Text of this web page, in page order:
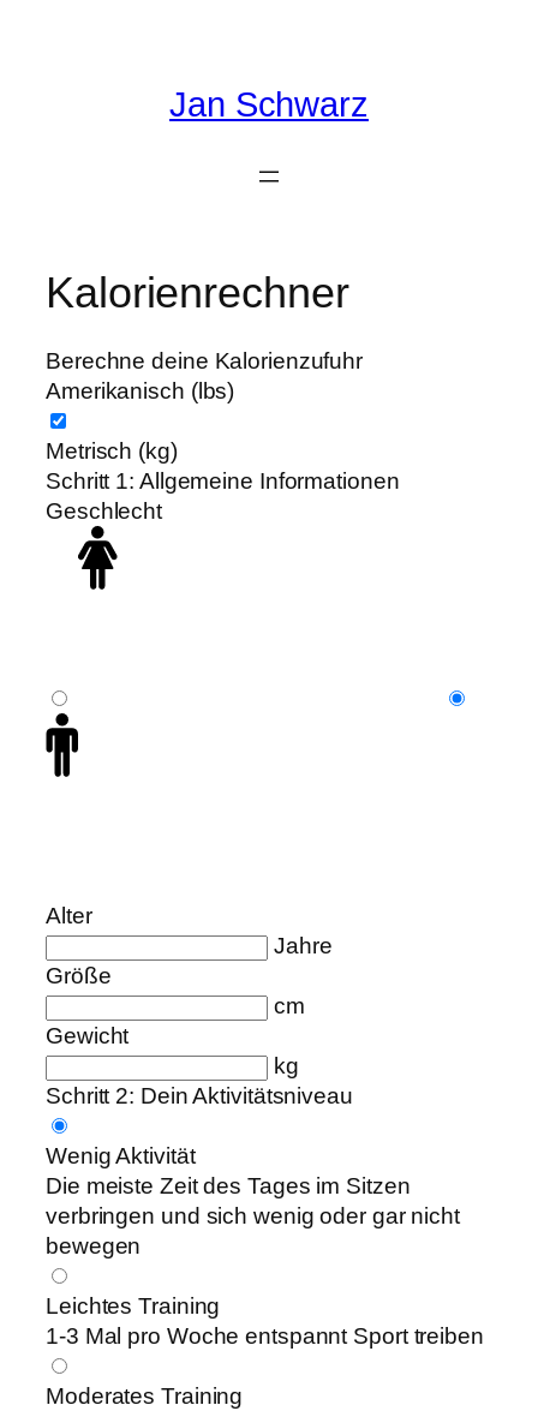
Jan Schwarz
Kalorienrechner
Berechne deine Kalorienzufuhr
Amerikanisch (lbs)
Metrisch (kg)
Schritt 1: Allgemeine Informationen
Geschlecht
Alter
Jahre
Größe
cm
Gewicht
kg
Schritt 2: Dein Aktivitätsniveau
Wenig Aktivität
Die meiste Zeit des Tages im Sitzen
verbringen und sich wenig oder gar nicht
bewegen
Leichtes Training
1-3 Mal pro Woche entspannt Sport treiben
Moderates Training